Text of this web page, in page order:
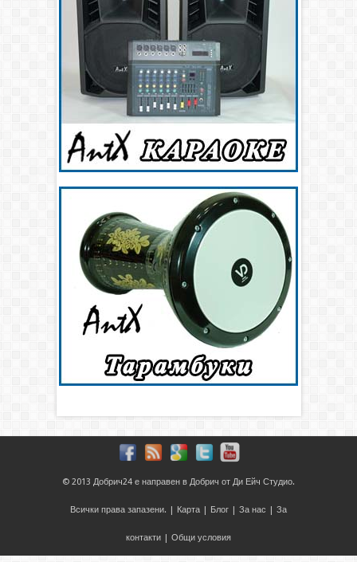
© 2013 Добрич24 е направен в Добрич от Ди Ейч Студио.
Всички права запазени. | Карта | Блог | За нас | За
контакти | Общи условия